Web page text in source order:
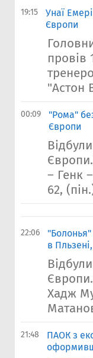
19:15
Унаї
Європи
провів
"Астон
00:09
"Рома"
Європи
– Генк
62,
22:06
в
Хадж
21:48
ПАОК з